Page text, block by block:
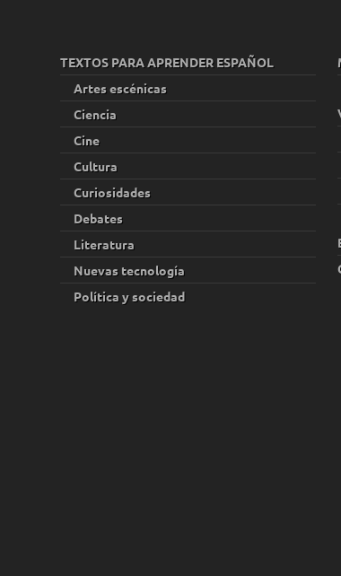
TEXTOS PARA APRENDER ESPAÑOL
Artes escénicas
Ciencia
Cine
Cultura
Curiosidades
Debates
Literatura
Nuevas tecnología
Política y sociedad